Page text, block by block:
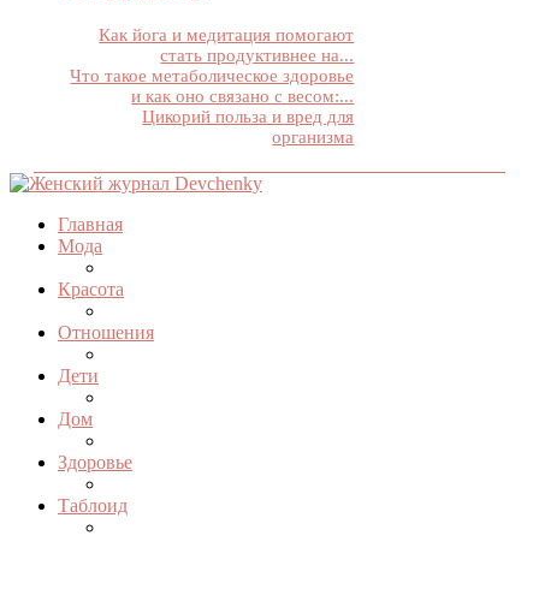
Как йога и медитация помогают
стать продуктивнее на...
Что такое метаболическое здоровье
и как оно связано с весом:...
Цикорий польза и вред для
организма
Главная
Мода
Красота
Отношения
Дети
Дом
Здоровье
Таблоид